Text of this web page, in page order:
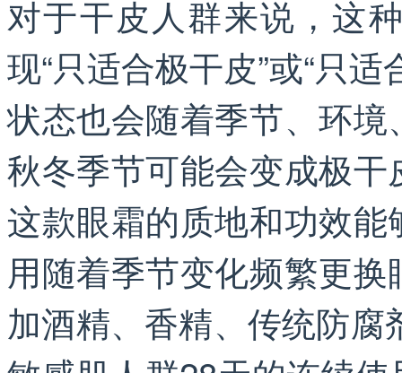
对于干皮人群来说，这
现“只适合极干皮”或“只
状态也会随着季节、环
秋冬季节可能会变成极
这款眼霜的质地和功效
用随着季节变化频繁更
加酒精、香精、传统防